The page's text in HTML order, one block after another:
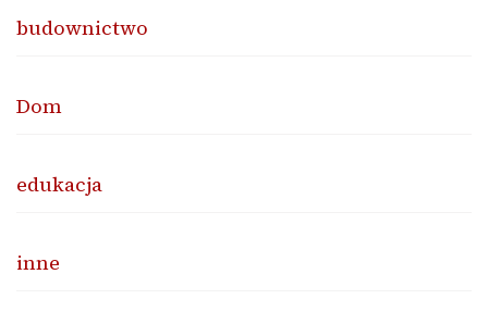
budownictwo
Dom
edukacja
inne